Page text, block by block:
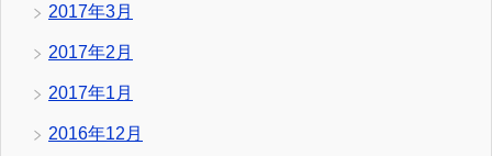
2017年3月
2017年2月
2017年1月
2016年12月